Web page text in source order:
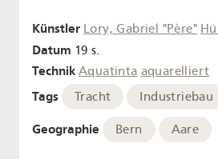
Künstler Lory, Gabriel "Père"
Datum 19 s.
Technik Aquatinta aquarelliert
Tags Tracht Industriebau
Geographie Bern Aare